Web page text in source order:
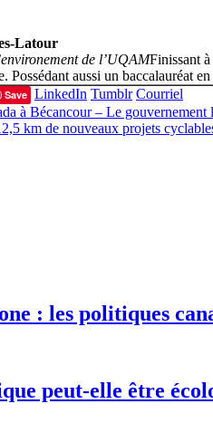
Latour
de l’UQAMFinissant
Possédant aussi un baccalauréat
Save LinkedIn Tumblr Courriel
à Bécancour – Le
km de nouveaux projets
: les politiques
peut-elle être